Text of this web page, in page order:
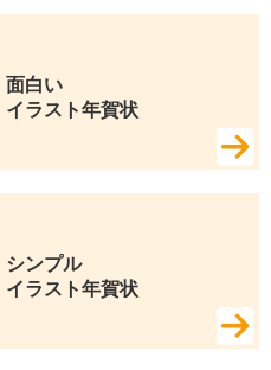
面白い
イラスト年賀状
シンプル
イラスト年賀状